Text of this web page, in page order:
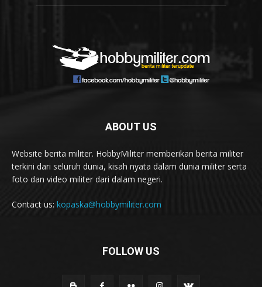
ABOUT US
Website berita militer. HobbyMiliter memberikan berita militer
terkini dari seluruh dunia, kisah nyata dalam dunia militer serta
foto dan video militer dari dalam negeri.
Contact us: kopaska@hobbymiliter.com
FOLLOW US